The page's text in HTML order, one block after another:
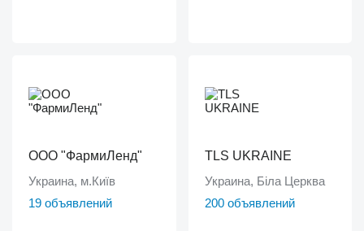
ООО "ФармиЛенд"
Украина, м.Київ
19 объявлений
TLS UKRAINE
Украина, Біла Церква
200 объявлений